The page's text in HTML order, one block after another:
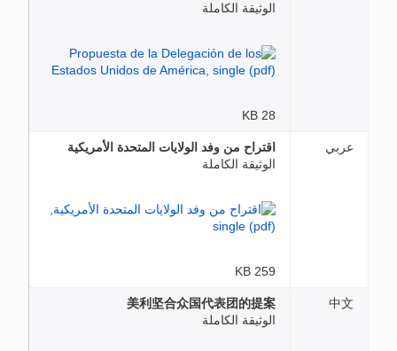
الوثيقة الكاملة
28 KB
عربي
اقتراح من وفد الولايات المتحدة الأمريكية
الوثيقة الكاملة
259 KB
中文
美利坚合众国代表团的提案
الوثيقة الكاملة